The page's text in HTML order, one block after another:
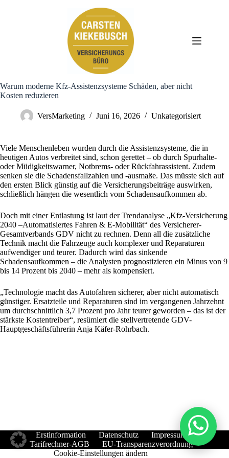
Warum moderne Kfz-Assistenzsysteme Schäden, aber nicht
Kosten reduzieren
VersMarketing Juni 16, 2026 Unkategorisiert
Viele Menschenleben wurden durch die Assistenzsysteme, die in
heutigen Autos verbreitet sind, schon gerettet – ob durch Spurhalte-
oder Müdigkeitswarner, Notbrems- oder Rückfahrassistent. Zudem
senken sie die Schadensfallzahlen und -ausmaße. Das müsste sich auf
den ersten Blick günstig auf die Versicherungsbeiträge auswirken,
schließlich hängen die wesentlich vom Schadensaufkommen ab.
Doch mit einer Entlastung ist laut der Trendanalyse „Kfz-Versicherung
2040 –Automatisiertes Fahren & E-Mobilität“ des Versicherer-
Gesamtverbands GDV nicht zu rechnen. Denn all die zusätzliche
Technik macht die Fahrzeuge auch komplexer und Reparaturen
aufwendiger und teurer. Dadurch wird das sinkende
Schadensaufkommen – die Analysten prognostizieren ein Minus von 9
bis 14 Prozent bis 2040 – mehr als kompensiert.
„Technologie macht das Autofahren sicherer, aber nicht automatisch
günstiger. Ersatzteile und Reparaturen sind im vergangenen Jahrzehnt
um durchschnittlich 3,7 Prozent pro Jahr teurer geworden – das ist der
stärkste Kostentreiber“, resümiert die stellvertretende GDV-
Hauptgeschäftsführerin Anja Käfer-Rohrbach.
Erstinformation Datenschutz
Impressum
Tarifrechner-AGB
EU-Transparenzverordnung
Cookie-Einstellungen ändern